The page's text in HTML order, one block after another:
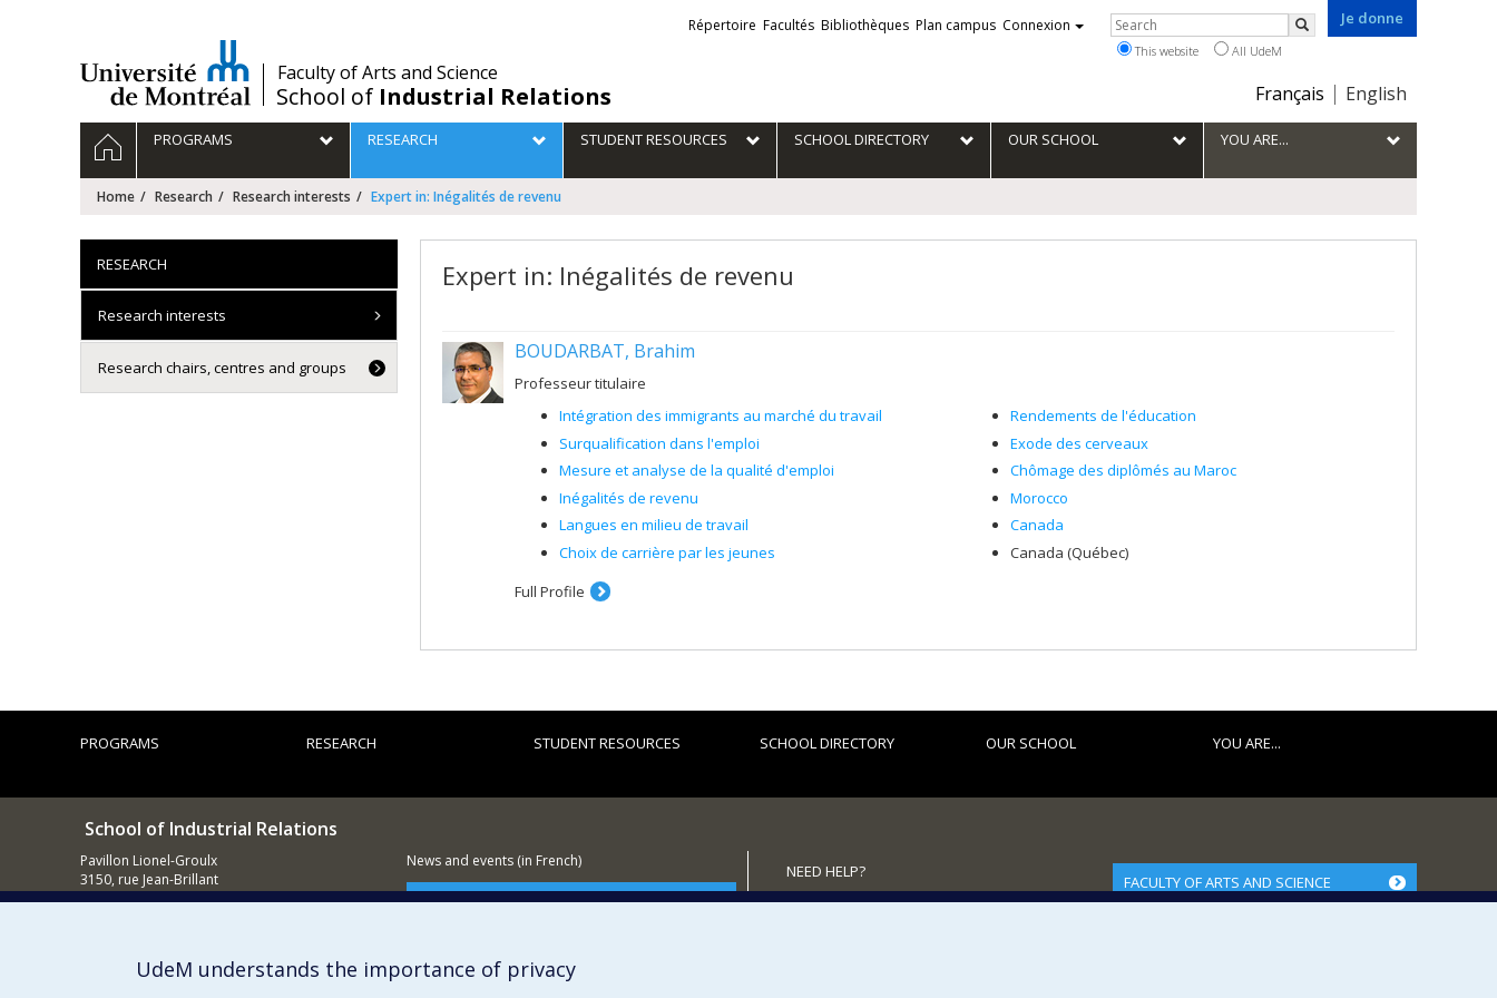
/Faculty of Arts and Science
School of Industrial Relations
Je donne
Choix
la
langue
Français English
Liens
externes
Répertoire Facultés Bibliothèques Plan campus Connexion Rechercher
Search
This website All UdeM
Navigation
principale
HOMEPROGRAMS RESEARCH STUDENT RESOURCES SCHOOL DIRECTORY OUR SCHOOL YOU ARE...
Home Research Research interests Expert in: Inégalités de revenu
Expert in: Inégalités de revenu
BOUDARBAT, Brahim
Professeur titulaire
Intégration des immigrants au marché du travail
Surqualification dans l'emploi
Mesure et analyse de la qualité d'emploi
Inégalités de revenu
Langues en milieu de travail
Choix de carrière par les jeunes
Rendements de l'éducation
Exode des cerveaux
Chômage des diplômés au Maroc
Morocco
Canada
Canada (Québec)
Full Profile
RESEARCH
Research interests
Research chairs, centres and groups
PROGRAMS RESEARCH STUDENT RESOURCES SCHOOL DIRECTORY OUR SCHOOL YOU ARE...
School of Industrial Relations
Pavillon Lionel-Groulx
3150, rue Jean-Brillant
Montréal (QC)
News and events (in French)
Supporting the School
NEED HELP?
Sitemap
FACULTY OF ARTS AND SCIENCE
UdeM understands the importance of privacy